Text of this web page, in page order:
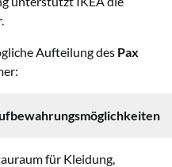
Aufteilung des Pax
für Kleidung,